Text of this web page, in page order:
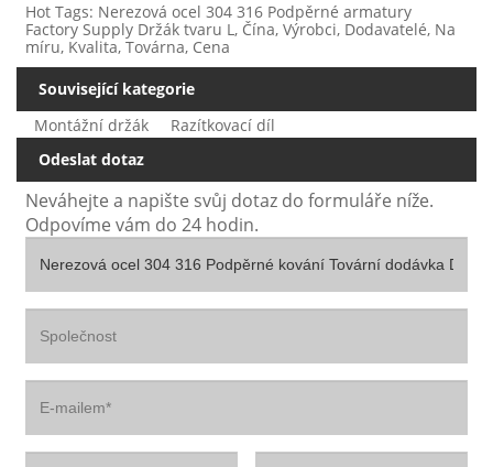
Hot Tags: Nerezová ocel 304 316 Podpěrné armatury
Factory Supply Držák tvaru L, Čína, Výrobci, Dodavatelé, Na
míru, Kvalita, Továrna, Cena
Související kategorie
Montážní držák
Razítkovací díl
Odeslat dotaz
Neváhejte a napište svůj dotaz do formuláře níže.
Odpovíme vám do 24 hodin.